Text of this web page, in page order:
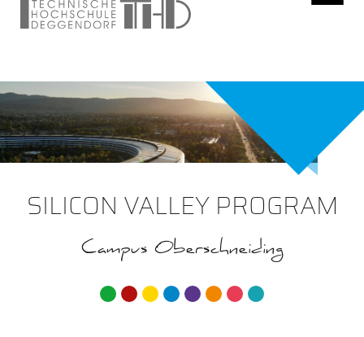
SILICON VALLEY PROGRAM
Campus Oberschneiding